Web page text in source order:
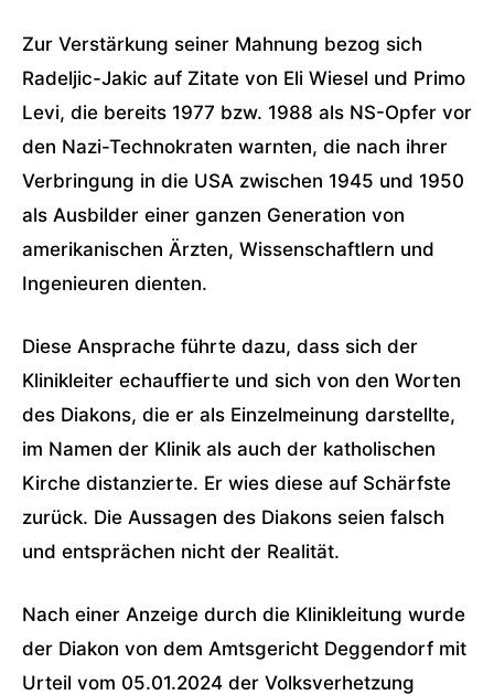
Zur Verstärkung seiner Mahnung bezog sich
Radeljic-Jakic auf Zitate von Eli Wiesel und Primo
Levi, die bereits 1977 bzw. 1988 als NS-Opfer vor
den Nazi-Technokraten warnten, die nach ihrer
Verbringung in die USA zwischen 1945 und 1950
als Ausbilder einer ganzen Generation von
amerikanischen Ärzten, Wissenschaftlern und
Ingenieuren dienten.
Diese Ansprache führte dazu, dass sich der
Klinikleiter echauffierte und sich von den Worten
des Diakons, die er als Einzelmeinung darstellte,
im Namen der Klinik als auch der katholischen
Kirche distanzierte. Er wies diese auf Schärfste
zurück. Die Aussagen des Diakons seien falsch
und entsprächen nicht der Realität.
Nach einer Anzeige durch die Klinikleitung wurde
der Diakon von dem Amtsgericht Deggendorf mit
Urteil vom 05.01.2024 der Volksverhetzung